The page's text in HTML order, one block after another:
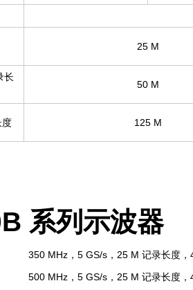
25 M
长
50 M
度 125 M
系列示波器
350 MHz，5 GS/s，25 M 记录长度
500 MHz，5 GS/s，25 M 记录长度